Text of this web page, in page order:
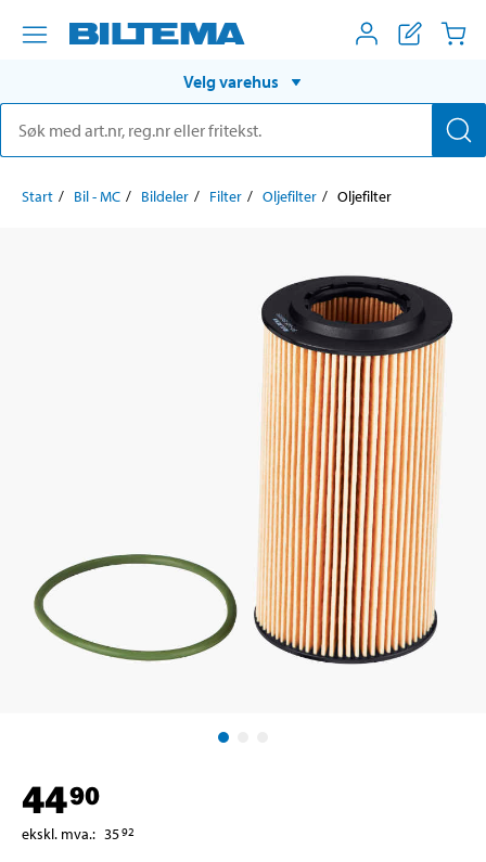
Velg varehus
Start Bil - MC Bildeler Filter Oljefilter Oljefilter
4490
ekskl. mva.: 3592